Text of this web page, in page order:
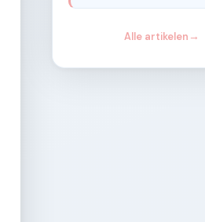
Alle artikelen